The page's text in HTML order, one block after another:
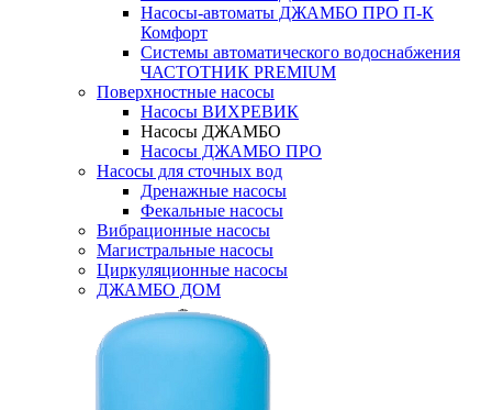
Насосы-автоматы ДЖАМБО ПРО П-К
Комфорт
Системы автоматического водоснабжения
ЧАСТОТНИК PREMIUM
Поверхностные насосы
Насосы ВИХРЕВИК
Насосы ДЖАМБО
Насосы ДЖАМБО ПРО
Насосы для сточных вод
Дренажные насосы
Фекальные насосы
Вибрационные насосы
Магистральные насосы
Циркуляционные насосы
ДЖАМБО ДОМ